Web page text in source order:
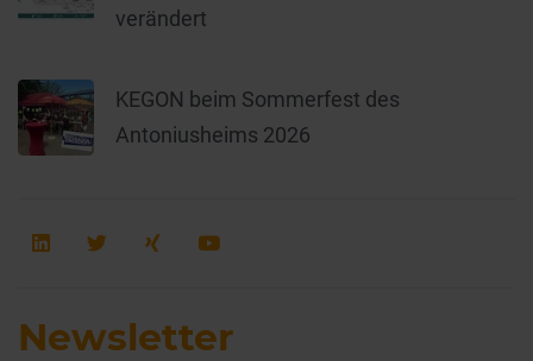
verändert
KEGON beim Sommerfest des
Antoniusheims 2026
Newsletter